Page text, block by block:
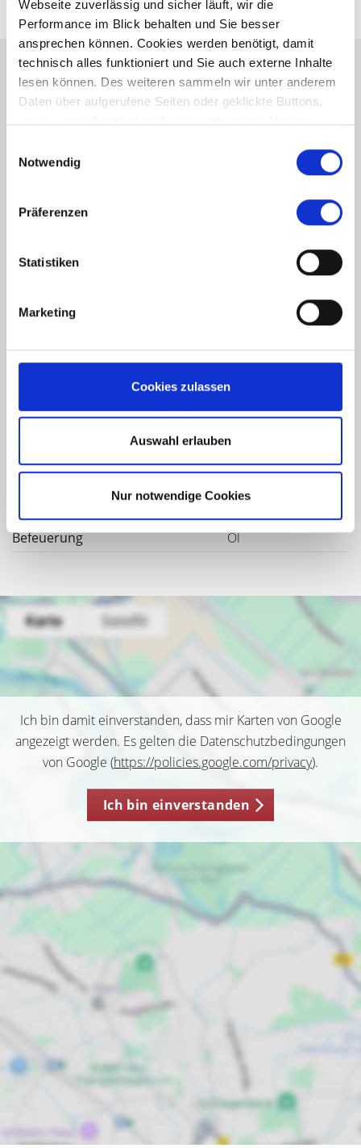
Webseite zuverlässig und sicher läuft, wir die
Performance im Blick behalten und Sie besser
ansprechen können. Cookies werden benötigt, damit
technisch alles funktioniert und Sie auch externe Inhalte
lesen können. Des weiteren sammeln wir unter anderem
Daten über aufgerufene Seiten oder geklickte Buttons,
weiteren Daten zusammen, die Sie ihnen bereitgestellt
haben oder die sie im Rahmen Ihrer Nutzung der Dienste
Notwendig
Präferenzen
Statistiken
Marketing
Cookies zulassen
Auswahl erlauben
Nur notwendige Cookies
Energieausweis (Bedarfsausweis)
Energieausweis Ausstelldatum
2023-02-21
Energieausweis gültig bis
20.02.2033
Energieausweis Jahrgang
ab dem 1.5.2014
Befeuerung
Öl
Ich bin damit einverstanden, dass mir Karten von Google
angezeigt werden. Es gelten die Datenschutzbedingungen
von Google (https://policies.google.com/privacy).
Ich bin einverstanden